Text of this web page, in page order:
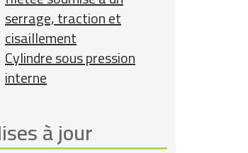
serrage, traction et
cisaillement
Cylindre sous pression
interne
à jour